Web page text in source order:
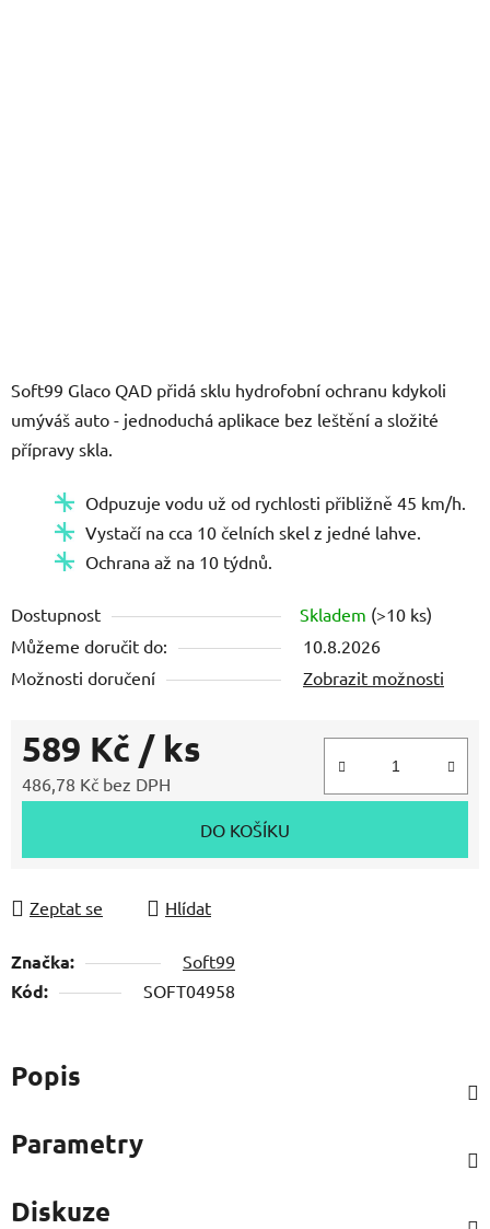
Soft99 Glaco QAD přidá sklu hydrofobní ochranu kdykoli
umýváš auto - jednoduchá aplikace bez leštění a složité
přípravy skla.
Odpuzuje vodu už od rychlosti přibližně 45 km/h.
Vystačí na cca 10 čelních skel z jedné lahve.
Ochrana až na 10 týdnů.
Dostupnost Skladem (>10 ks)
Můžeme doručit do:
10.8.2026
Možnosti doručení
Zobrazit možnosti
589 Kč / ks
486,78 Kč bez DPH
DO KOŠÍKU
Zeptat se Hlídat
Značka: Soft99
Kód: SOFT04958
Popis
Parametry
Diskuze